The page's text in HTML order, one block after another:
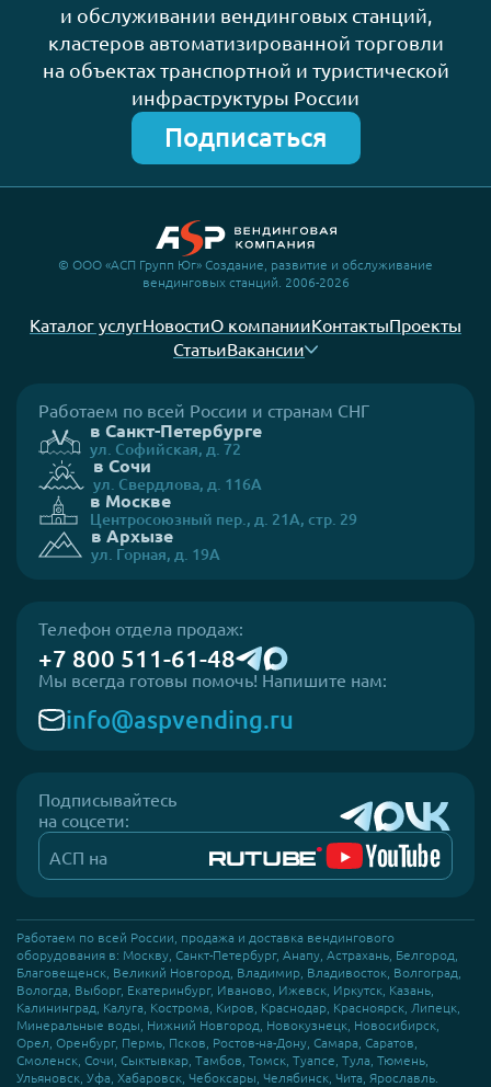
и обслуживании вендинговых станций,
кластеров автоматизированной торговли
на объектах транспортной и туристической
инфраструктуры России
Подписаться
© ООО «АСП Групп Юг» Создание, развитие и обслуживание
вендинговых станций. 2006-2026
Каталог услугНовостиО компанииКонтактыПроекты
СтатьиВакансии
Работаем по всей России и странам СНГ
в Санкт-Петербурге
ул. Софийская, д. 72
в Сочи
ул. Свердлова, д. 116А
в Москве
Центросоюзный пер., д. 21А, стр. 29
в Архызе
ул. Горная, д. 19А
Телефон отдела продаж:
+7 800 511-61-48
Мы всегда готовы помочь! Напишите нам:
info@aspvending.ru
Подписывайтесь
на соцсети:
АСП на
Работаем по всей России, продажа и доставка вендингового
оборудования в: Москву, Санкт-Петербург, Анапу, Астрахань, Белгород,
Благовещенск, Великий Новгород, Владимир, Владивосток, Волгоград,
Вологда, Выборг, Екатеринбург, Иваново, Ижевск, Иркутск, Казань,
Калининград, Калуга, Кострома, Киров, Краснодар, Красноярск, Липецк,
Минеральные воды, Нижний Новгород, Новокузнецк, Новосибирск,
Орел, Оренбург, Пермь, Псков, Ростов-на-Дону, Самара, Саратов,
Смоленск, Сочи, Сыктывкар, Тамбов, Томск, Туапсе, Тула, Тюмень,
Ульяновск, Уфа, Хабаровск, Чебоксары, Челябинск, Чита, Ярославль.